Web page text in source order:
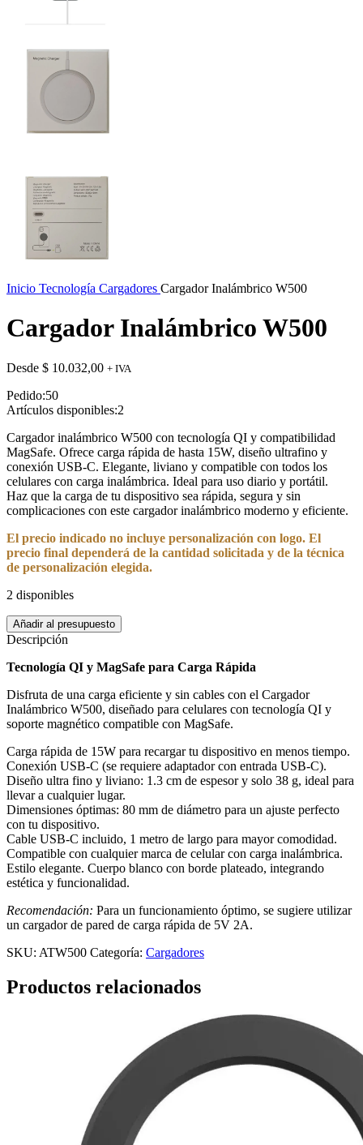
Inicio Tecnología Cargadores Cargador Inalámbrico W500
Cargador Inalámbrico W500
Desde $ 10.032,00 + IVA
Pedido:50
Artículos disponibles:2
Cargador inalámbrico W500 con tecnología QI y compatibilidad
MagSafe. Ofrece carga rápida de hasta 15W, diseño ultrafino y
conexión USB-C. Elegante, liviano y compatible con todos los
celulares con carga inalámbrica. Ideal para uso diario y portátil.
Haz que la carga de tu dispositivo sea rápida, segura y sin
complicaciones con este cargador inalámbrico moderno y eficiente.
El precio indicado no incluye personalización con logo. El
precio final dependerá de la cantidad solicitada y de la técnica
de personalización elegida.
2 disponibles
Cargador
Inalámbrico
cantidad
Añadir al presupuesto
Descripción
Tecnología QI y MagSafe para Carga Rápida
Disfruta de una carga eficiente y sin cables con el Cargador
Inalámbrico W500, diseñado para celulares con tecnología QI y
soporte magnético compatible con MagSafe.
Carga rápida de 15W para recargar tu dispositivo en menos tiempo.
Conexión USB-C (se requiere adaptador con entrada USB-C).
Diseño ultra fino y liviano: 1.3 cm de espesor y solo 38 g, ideal para
llevar a cualquier lugar.
Dimensiones óptimas: 80 mm de diámetro para un ajuste perfecto
con tu dispositivo.
Cable USB-C incluido, 1 metro de largo para mayor comodidad.
Compatible con cualquier marca de celular con carga inalámbrica.
Estilo elegante. Cuerpo blanco con borde plateado, integrando
estética y funcionalidad.
Recomendación: Para un funcionamiento óptimo, se sugiere utilizar
un cargador de pared de carga rápida de 5V 2A.
SKU: ATW500 Categoría: Cargadores
Productos relacionados